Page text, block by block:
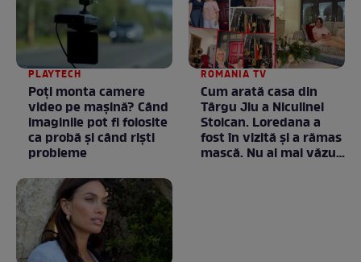
PLAYTECH
Poți monta camere
video pe mașină? Când
imaginile pot fi folosite
ca probă și când riști
probleme
ROMANIA TV
Cum arată casa din
Târgu Jiu a Niculinei
Stoican. Loredana a
fost în vizită și a rămas
mască. Nu ai mai văzut